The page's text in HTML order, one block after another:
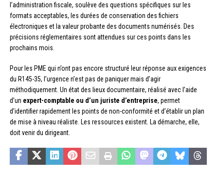
l’administration fiscale, soulève des questions spécifiques sur les
formats acceptables, les durées de conservation des fichiers
électroniques et la valeur probante des documents numérisés. Des
précisions réglementaires sont attendues sur ces points dans les
prochains mois.
Pour les PME qui n’ont pas encore structuré leur réponse aux exigences
du R145-35, l’urgence n’est pas de paniquer mais d’agir
méthodiquement. Un état des lieux documentaire, réalisé avec l’aide
d’un expert-comptable ou d’un juriste d’entreprise, permet
d’identifier rapidement les points de non-conformité et d’établir un plan
de mise à niveau réaliste. Les ressources existent. La démarche, elle,
doit venir du dirigeant.